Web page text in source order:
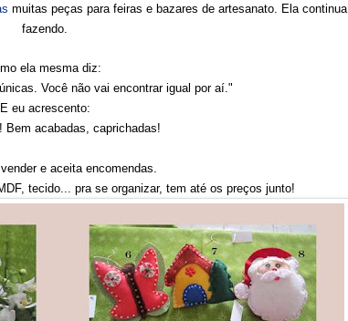
muitas peças para feiras e bazares de artesanato. Ela continua
fazendo.
ela mesma diz:
Você não vai encontrar igual por aí."
E eu acrescento:
Bem acabadas, caprichadas!
e aceita encomendas.
tecido... pra se organizar, tem até os preços junto!